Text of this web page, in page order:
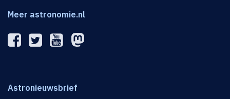
Meer astronomie.nl
Astronieuwsbrief